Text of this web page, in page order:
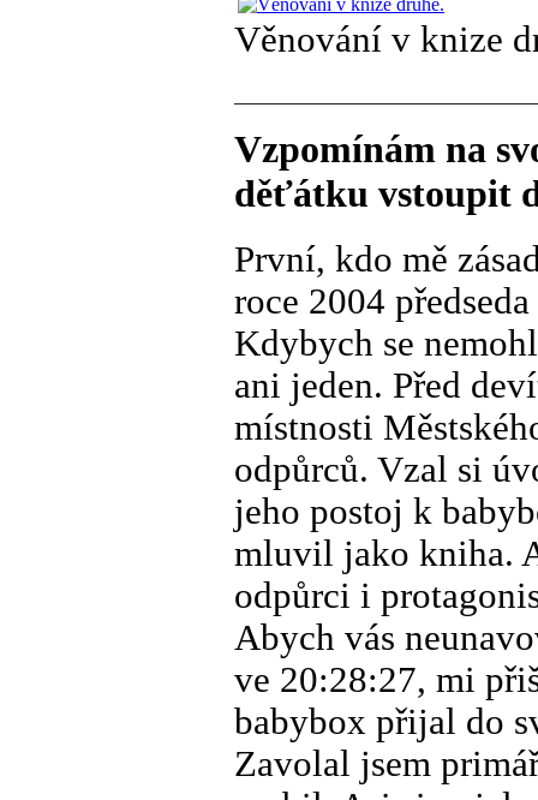
Věnování v knize
Vzpomínám na
děťátku vstoupit
První, kdo mě
roce 2004
Kdybych se
ani jeden. Před
místnosti
odpůrců. Vzal si
jeho postoj k
mluvil jako kniha.
odpůrci i
Abych vás
ve 20:28:27, mi
babybox přijal do
Zavolal jsem